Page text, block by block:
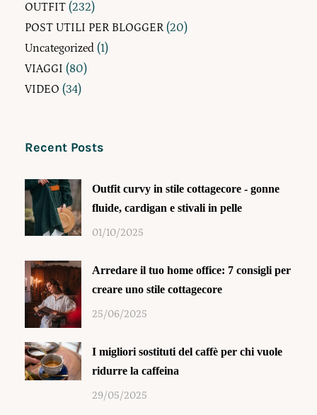
OUTFIT (232)
POST UTILI PER BLOGGER (20)
Uncategorized (1)
VIAGGI (80)
VIDEO (34)
Recent Posts
Outfit curvy in stile cottagecore - gonne
fluide, cardigan e stivali in pelle
01/10/2025
Arredare il tuo home office: 7 consigli per
creare uno stile cottagecore
25/06/2025
I migliori sostituti del caffè per chi vuole
ridurre la caffeina
29/05/2025